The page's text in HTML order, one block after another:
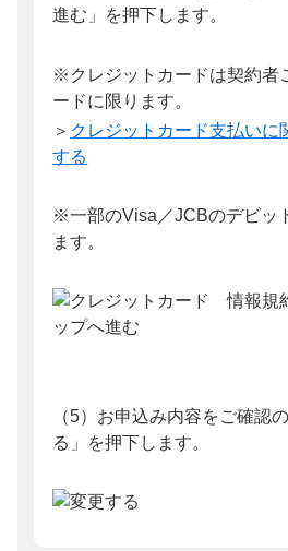
進む」を押下します。
※クレジットカードは契約者
ードに限ります。
＞ クレジットカード支払いに
する
※一部のVisa／JCBのデビッ
ます。
（5）お申込み内容をご確認
る」を押下します。